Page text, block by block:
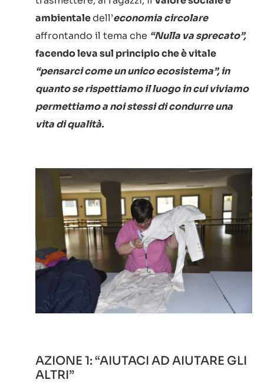
ambientaledell’economia circolare
affrontando il tema che “Nulla va sprecato”,
facendo leva sul principio che è vitale
“pensarci come un unico ecosistema”, in
quanto se rispettiamo il luogo in cui viviamo
permettiamo a noi stessi di condurre una
vita di qualità.
AZIONE 1: “AIUTACI AD AIUTARE GLI
ALTRI”